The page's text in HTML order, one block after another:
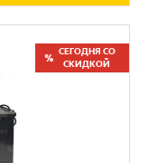
СЕГОДНЯ СО
СКИДКОЙ